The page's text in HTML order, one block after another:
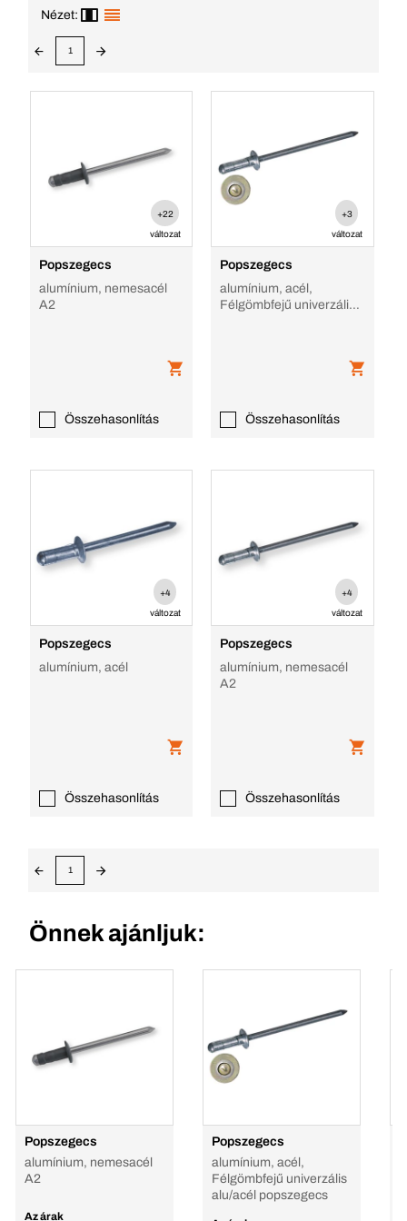
Nézet:
1
+22
változat
Popszegecs
alumínium, nemesacél
A2
Összehasonlítás
+3
változat
Popszegecs
alumínium, acél,
Félgömbfejű univerzális
Összehasonlítás
+4
változat
Popszegecs
alumínium, acél
Összehasonlítás
+4
változat
Popszegecs
alumínium, nemesacél
A2
Összehasonlítás
1
Önnek ajánljuk:
Popszegecs
alumínium, nemesacél
A2
Az árak
Popszegecs
alumínium, acél,
Félgömbfejű univerzális
alu/acél popszegecs